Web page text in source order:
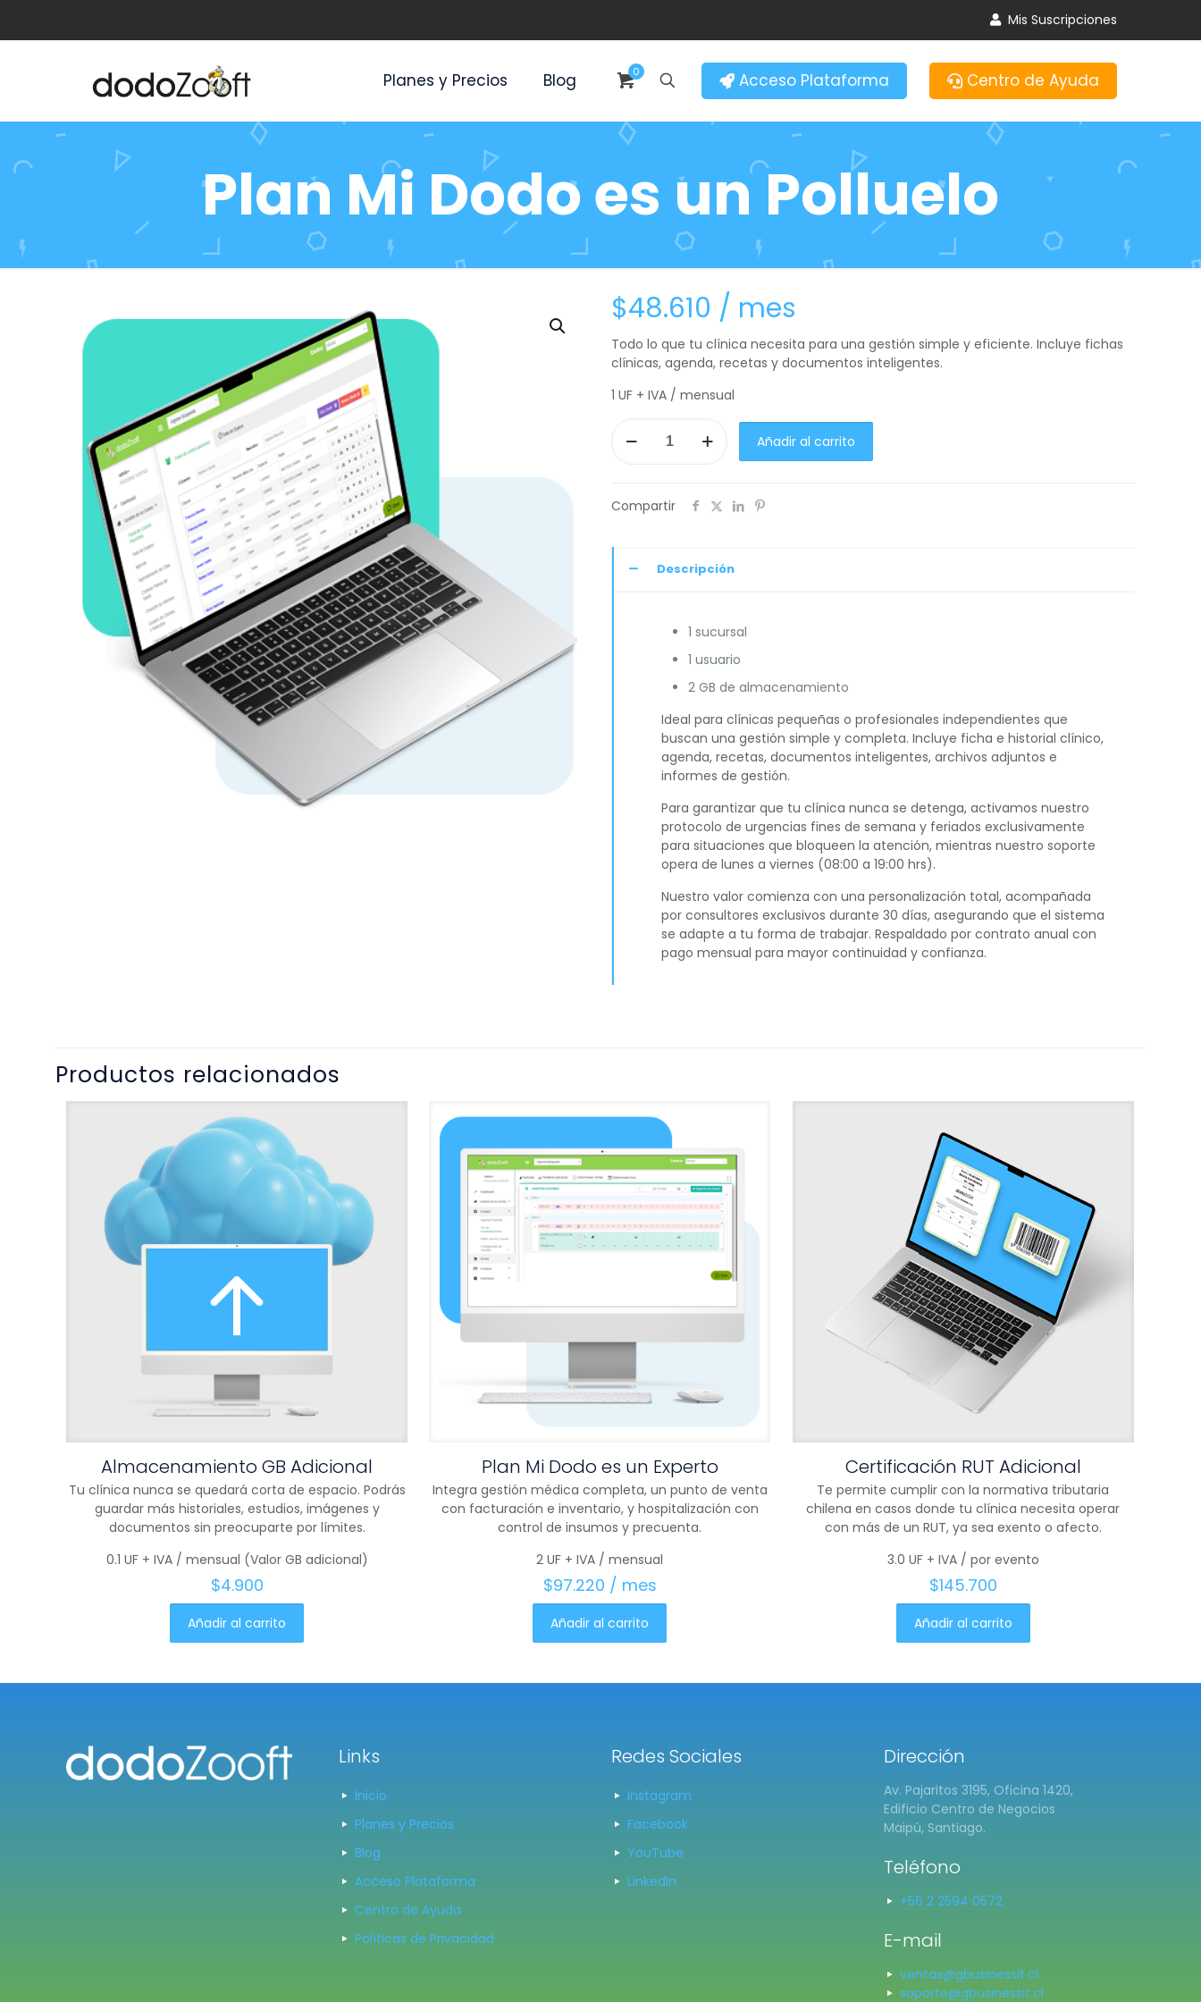
Mis Suscripciones
Planes y Precios Blog 0 Acceso Plataforma Centro de Ayuda
Plan Mi Dodo es un Polluelo
$48.610 / mes
Todo lo que tu clínica necesita para una gestión simple y eficiente. Incluye fichas
clínicas, agenda, recetas y documentos inteligentes.
1 UF + IVA / mensual
un
Añadir al carrito
Compartir
Descripción
1 sucursal
1 usuario
2 GB de almacenamiento
Ideal para clínicas pequeñas o profesionales independientes que
buscan una gestión simple y completa. Incluye ficha e historial clínico,
agenda, recetas, documentos inteligentes, archivos adjuntos e
informes de gestión.
Para garantizar que tu clínica nunca se detenga, activamos nuestro
protocolo de urgencias fines de semana y feriados exclusivamente
para situaciones que bloqueen la atención, mientras nuestro soporte
opera de lunes a viernes (08:00 a 19:00 hrs).
Nuestro valor comienza con una personalización total, acompañada
por consultores exclusivos durante 30 días, asegurando que el sistema
se adapte a tu forma de trabajar. Respaldado por contrato anual con
pago mensual para mayor continuidad y confianza.
Productos relacionados
Almacenamiento GB Adicional
Tu clínica nunca se quedará corta de espacio. Podrás
guardar más historiales, estudios, imágenes y
documentos sin preocuparte por límites.
0.1 UF + IVA / mensual (Valor GB adicional)
$4.900
Añadir al carrito
Plan Mi Dodo es un Experto
Integra gestión médica completa, un punto de venta
con facturación e inventario, y hospitalización con
control de insumos y precuenta.
2 UF + IVA / mensual
$97.220 / mes
Añadir al carrito
Certificación RUT Adicional
Te permite cumplir con la normativa tributaria
chilena en casos donde tu clínica necesita operar
con más de un RUT, ya sea exento o afecto.
3.0 UF + IVA / por evento
$145.700
Añadir al carrito
Links
Inicio
Planes y Precios
Blog
Acceso Plataforma
Centro de Ayuda
Políticas de Privacidad
Redes Sociales
Instagram
Facebook
YouTube
LinkedIn
Dirección
Av. Pajaritos 3195, Oficina 1420,
Edificio Centro de Negocios
Maipú, Santiago.
Teléfono
+56 2 2594 0572
E-mail
ventas@gbusinessit.cl
soporte@gbusinessit.cl